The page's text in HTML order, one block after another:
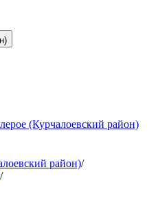
(Курчалоевский район)
район)/
/